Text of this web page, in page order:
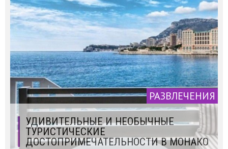
РАЗВЛЕЧЕНИЯ
УДИВИТЕЛЬНЫЕ И НЕОБЫЧНЫЕ
ТУРИСТИЧЕСКИЕ
ДОСТОПРИМЕЧАТЕЛЬНОСТИ В МОНАКО